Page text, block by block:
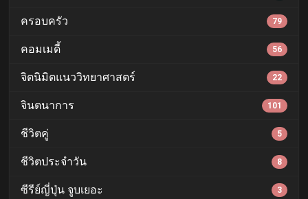
ครอบครัว 79
คอมเมดี้ 56
จิตนิมิตแนววิทยาศาสตร์ 22
จินตนาการ 101
ชีวิตคู่ 5
ชีวิตประจำวัน 8
ซีรีย์ญี่ปุ่น จูบเยอะ 3